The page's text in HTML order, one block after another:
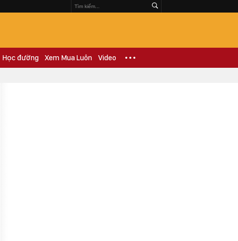
Học đường Xem Mua Luôn Video